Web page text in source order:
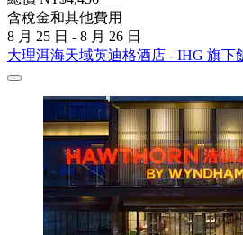
含稅金和其他費用
8 月 25 日 - 8 月 26 日
大理洱海天域英迪格酒店 - IHG 旗下